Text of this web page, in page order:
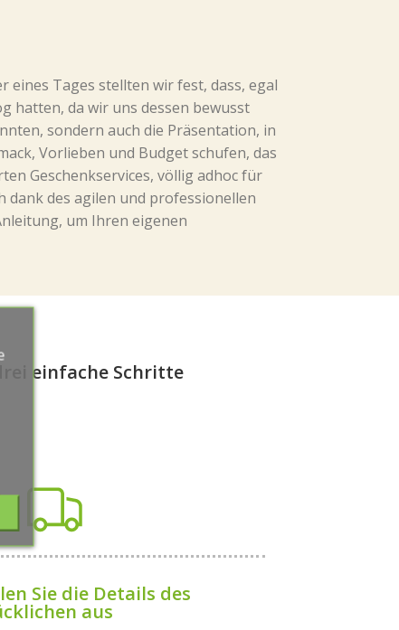
eines Tages stellten wir fest, dass, egal
hatten, da wir uns dessen bewusst
sondern auch die Präsentation, in
Vorlieben und Budget schufen, das
Geschenkservices, völlig adhoc für
dank des agilen und professionellen
um Ihren eigenen
einfache Schritte
Sie die Details des
aus